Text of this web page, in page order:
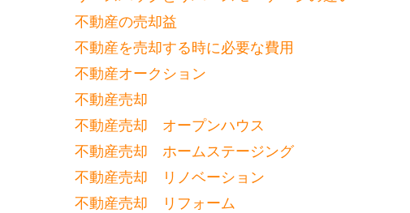
不動産の売却益
不動産を売却する時に必要な費用
不動産オークション
不動産売却
不動産売却 オープンハウス
不動産売却 ホームステージング
不動産売却 リノベーション
不動産売却 リフォーム